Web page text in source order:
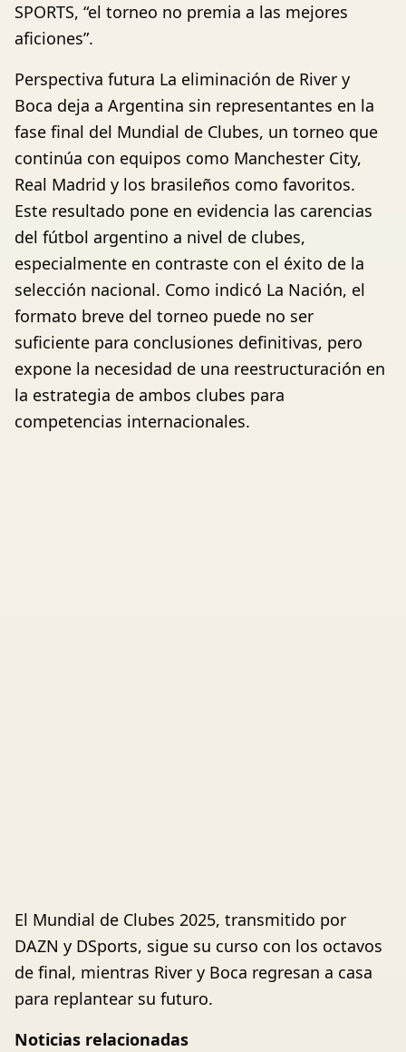
SPORTS, “el torneo no premia a las mejores
aficiones”.
Perspectiva futura La eliminación de River y
Boca deja a Argentina sin representantes en la
fase final del Mundial de Clubes, un torneo que
continúa con equipos como Manchester City,
Real Madrid y los brasileños como favoritos.
Este resultado pone en evidencia las carencias
del fútbol argentino a nivel de clubes,
especialmente en contraste con el éxito de la
selección nacional. Como indicó La Nación, el
formato breve del torneo puede no ser
suficiente para conclusiones definitivas, pero
expone la necesidad de una reestructuración en
la estrategia de ambos clubes para
competencias internacionales.
El Mundial de Clubes 2025, transmitido por
DAZN y DSports, sigue su curso con los octavos
de final, mientras River y Boca regresan a casa
para replantear su futuro.
Noticias relacionadas